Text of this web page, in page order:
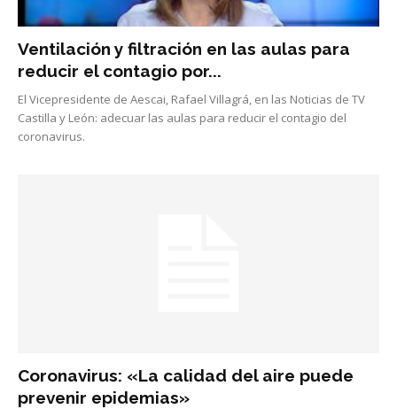
Ventilación y filtración en las aulas para
reducir el contagio por...
El Vicepresidente de Aescai, Rafael Villagrá, en las Noticias de TV
Castilla y León: adecuar las aulas para reducir el contagio del
coronavirus.
Coronavirus: «La calidad del aire puede
prevenir epidemias»